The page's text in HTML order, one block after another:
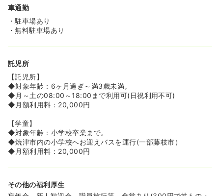
車通勤
・駐車場あり
・無料駐車場あり
託児所
【託児所】
◆対象年齢：6ヶ月過ぎ～満3歳未満。
◆月～土の08:00～18:00まで利用可(日祝利用不可)
◆月額利用料：20,000円
【学童】
◆対象年齢：小学校卒業まで。
◆焼津市内の小学校へお迎えバスを運行(一部藤枝市）
◆月額利用料：20,000円
その他の福利厚生